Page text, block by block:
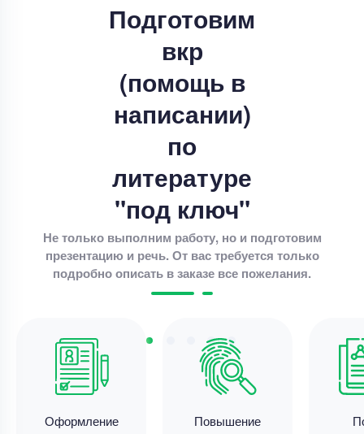
Подготовим
вкр
(помощь в
написании)
по
литературе
"под ключ"
Не только выполним работу, но и подготовим
презентацию и речь. От вас требуется только
подробно описать в заказе все пожелания.
Оформление
Повышение
Выпускная квалификационная работа
«Анализ и оценка управления финансовыми
18 дней
3 минуты назад
Выпускная квалификационная работа
Выпускная квалификационная работа – Добро и
Уникальность
Срок выполнения